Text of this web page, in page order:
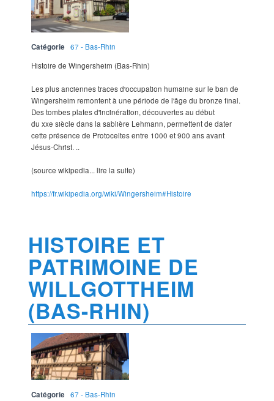
Catégorie
67 - Bas-Rhin
Histoire de Wingersheim (Bas-Rhin)
Les plus anciennes traces d'occupation humaine sur le ban de
Wingersheim remontent à une période de l'âge du bronze final.
Des tombes plates d'incinération, découvertes au début
du xxe siècle dans la sablière Lehmann, permettent de dater
cette présence de Protoceltes entre 1000 et 900 ans avant
Jésus-Christ. ..
(source wikipedia... lire la suite)
https://fr.wikipedia.org/wiki/Wingersheim#Histoire
HISTOIRE ET
PATRIMOINE DE
WILLGOTTHEIM
(BAS-RHIN)
Catégorie
67 - Bas-Rhin